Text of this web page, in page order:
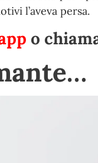
l’aveva persa.
o